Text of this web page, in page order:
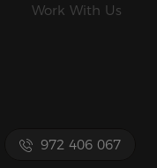
Work With Us
972 406 067